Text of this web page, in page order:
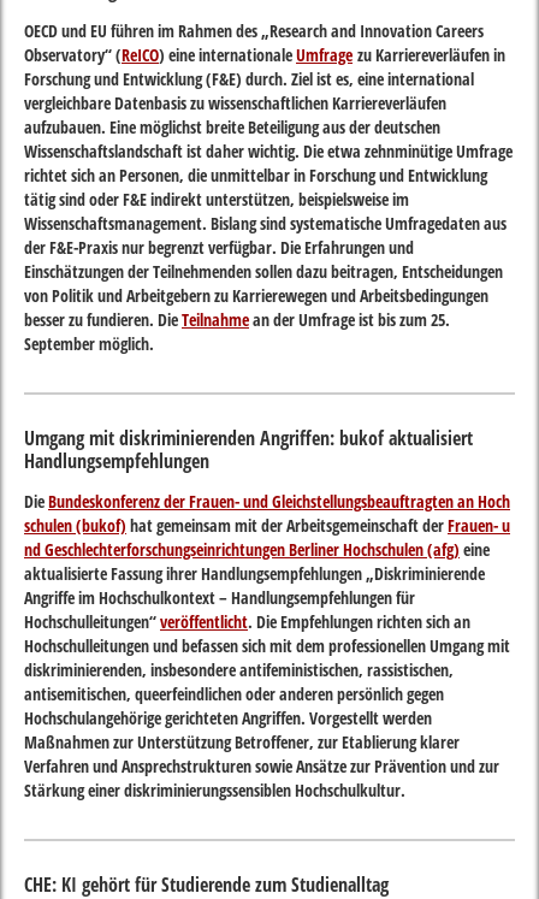
OECD und EU führen im Rahmen des „Research and Innovation Careers
Observatory“ (ReICO) eine internationaleUmfrage zu Karriereverläufen in
Forschung und Entwicklung (F&E) durch. Ziel ist es, eine international
vergleichbare Datenbasis zu wissenschaftlichen Karriereverläufen
aufzubauen. Eine möglichst breite Beteiligung aus der deutschen
Wissenschaftslandschaft ist daher wichtig. Die etwa zehnminütige Umfrage
richtet sich an Personen, die unmittelbar in Forschung und Entwicklung
tätig sind oder F&E indirekt unterstützen, beispielsweise im
Wissenschaftsmanagement. Bislang sind systematische Umfragedaten aus
der F&E-Praxis nur begrenzt verfügbar. Die Erfahrungen und
Einschätzungen der Teilnehmenden sollen dazu beitragen, Entscheidungen
von Politik und Arbeitgebern zu Karrierewegen und Arbeitsbedingungen
besser zu fundieren. DieTeilnahmean der Umfrage ist bis zum 25.
September möglich.
Umgang mit diskriminierenden Angriffen: bukof aktualisiert
Handlungsempfehlungen
DieBundeskonferenz der Frauen- und Gleichstellungsbeauftragten an Hoch
schulen (bukof) hat gemeinsam mit der Arbeitsgemeinschaft derFrauen- u
nd Geschlechterforschungseinrichtungen Berliner Hochschulen (afg) eine
aktualisierte Fassung ihrer Handlungsempfehlungen „Diskriminierende
Angriffe im Hochschulkontext – Handlungsempfehlungen für
Hochschulleitungen“veröffentlicht. Die Empfehlungen richten sich an
Hochschulleitungen und befassen sich mit dem professionellen Umgang mit
diskriminierenden, insbesondere antifeministischen, rassistischen,
antisemitischen, queerfeindlichen oder anderen persönlich gegen
Hochschulangehörige gerichteten Angriffen. Vorgestellt werden
Maßnahmen zur Unterstützung Betroffener, zur Etablierung klarer
Verfahren und Ansprechstrukturen sowie Ansätze zur Prävention und zur
Stärkung einer diskriminierungssensiblen Hochschulkultur.
CHE: KI gehört für Studierende zum Studienalltag